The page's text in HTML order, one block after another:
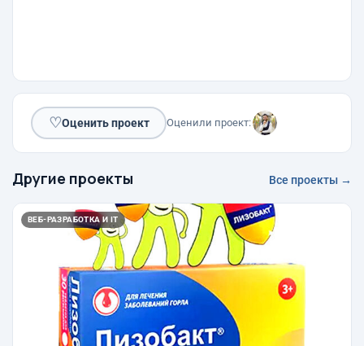
♡Оценить проект Оценили проект:
Другие проекты Все проекты →
ВЕБ-РАЗРАБОТКА И IT